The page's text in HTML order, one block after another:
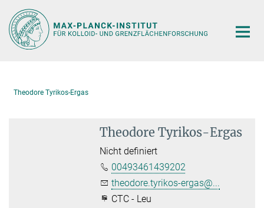
Hauptinhalt
Theodore Tyrikos-Ergas
Theodore Tyrikos-Ergas
Nicht definiert
00493461439202
theodore.tyrikos-ergas@...
CTC - Leu